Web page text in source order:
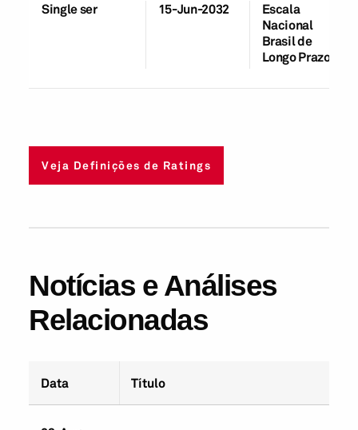
Single ser 15-Jun-2032
Escala
Nacional
Brasil de
Longo Prazo
Veja Definições de Ratings
Notícias e Análises
Relacionadas
Data Título